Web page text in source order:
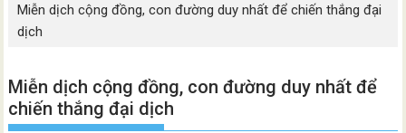
Miễn dịch cộng đồng, con đường duy nhất để chiến thắng đại
dịch
Miễn dịch cộng đồng, con đường duy nhất để
chiến thắng đại dịch